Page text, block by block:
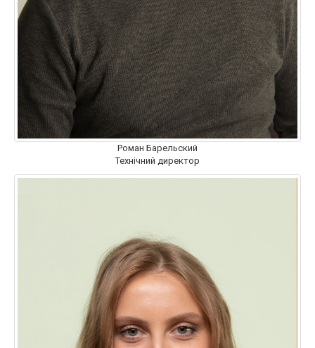
Роман Барельский
Технічний директор